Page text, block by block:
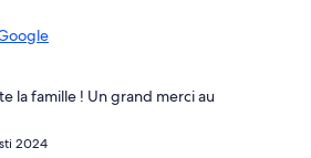
la famille ! Un grand merci au
2024